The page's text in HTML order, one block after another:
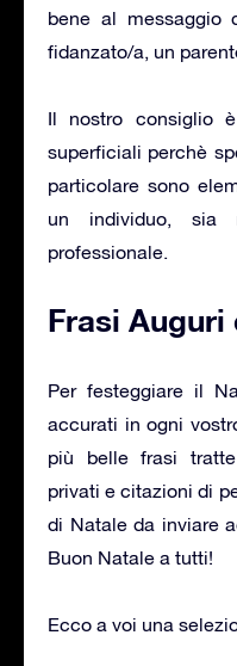
bene al messaggio
fidanzato/a, un
Il nostro consiglio
superficiali perchè
particolare sono
un individuo, sia
professionale.
Frasi Auguri
Per festeggiare il
accurati in ogni
più belle frasi
privati e citazioni di
di Natale da inviare
Buon Natale a tutti!
Ecco a voi una